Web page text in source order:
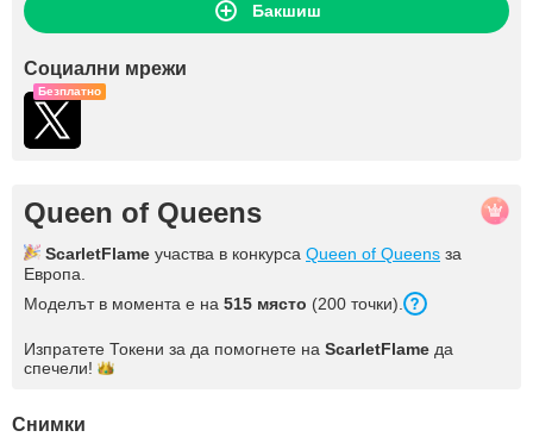
Бакшиш
Социални мрежи
Безплатно
Queen of Queens
ScarletFlame участва в конкурса Queen of Queens за
Европа.
Моделът в момента е на 515 място (200 точки).
Изпратете Токени за да помогнете на ScarletFlame да
спечели!
Снимки